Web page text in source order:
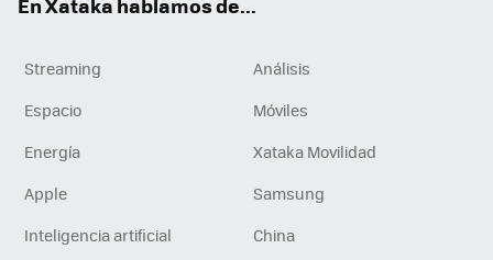
Streaming
Análisis
Espacio
Móviles
Energía
Xataka Movilidad
Apple
Samsung
Inteligencia artificial
China